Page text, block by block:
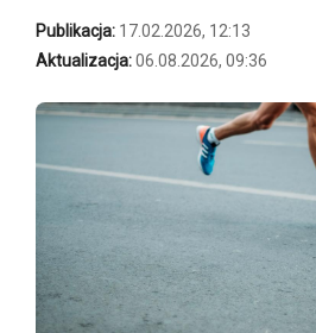
Publikacja: 17.02.2026, 12:13
Aktualizacja:06.08.2026, 09:36